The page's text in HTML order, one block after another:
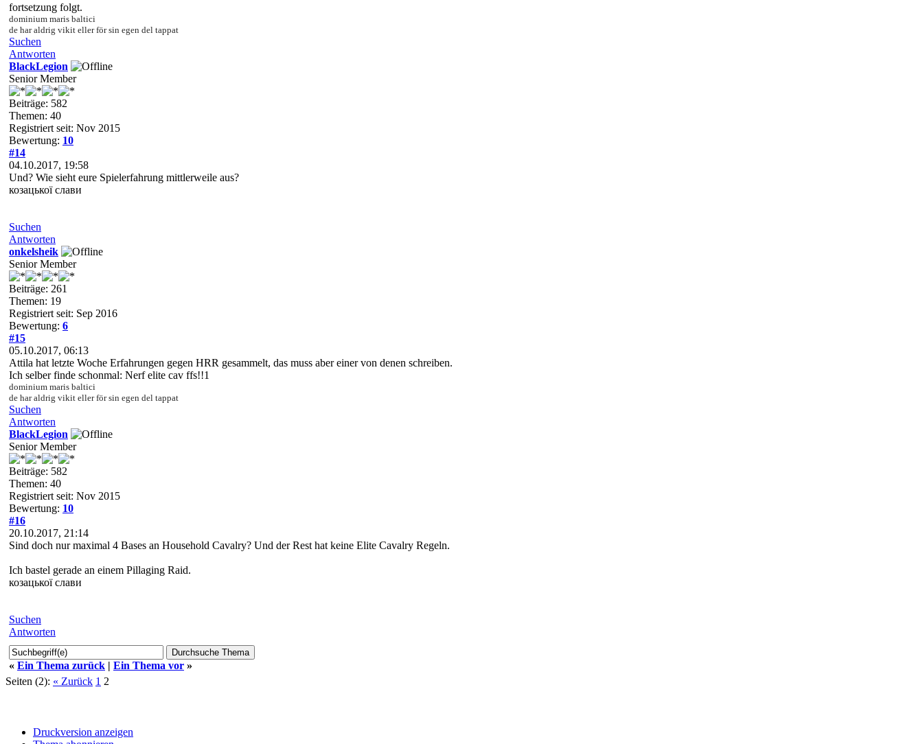
fortsetzung folgt.
dominium maris baltici
de har aldrig vikit eller för sin egen del tappat
Suchen
Antworten
BlackLegion
Senior Member
Beiträge: 582
Themen: 40
Registriert seit: Nov 2015
Bewertung: 10
#14
04.10.2017, 19:58
Und? Wie sieht eure Spielerfahrung mittlerweile aus?
козацької слави
Suchen
Antworten
onkelsheik
Senior Member
Beiträge: 261
Themen: 19
Registriert seit: Sep 2016
Bewertung: 6
#15
05.10.2017, 06:13
Attila hat letzte Woche Erfahrungen gegen HRR gesammelt, das muss aber einer von denen schreiben.
Ich selber finde schonmal: Nerf elite cav ffs!!1
dominium maris baltici
de har aldrig vikit eller för sin egen del tappat
Suchen
Antworten
BlackLegion
Senior Member
Beiträge: 582
Themen: 40
Registriert seit: Nov 2015
Bewertung: 10
#16
20.10.2017, 21:14
Sind doch nur maximal 4 Bases an Household Cavalry? Und der Rest hat keine Elite Cavalry Regeln.
Ich bastel gerade an einem Pillaging Raid.
козацької слави
Suchen
Antworten
« Ein Thema zurück | Ein Thema vor »
Seiten (2): « Zurück 1 2
Druckversion anzeigen